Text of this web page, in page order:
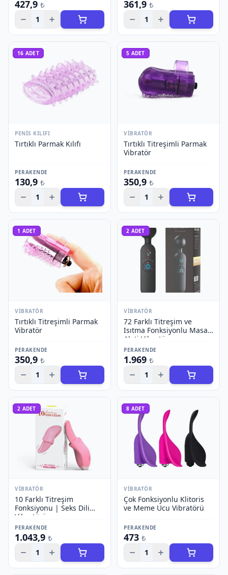
427,9 ₺
1
361,9 ₺
1
16 ADET
PENIS KILIFI
Tırtıklı Parmak Kılıfı
PERAKENDE
130,9 ₺
1
5 ADET
VIBRATÖR
Tırtıklı Titreşimli Parmak
Vibratör
PERAKENDE
350,9 ₺
1
1 ADET
VIBRATÖR
Tırtıklı Titreşimli Parmak
Vibratör
PERAKENDE
350,9 ₺
1
2 ADET
VIBRATÖR
72 Farklı Titreşim ve
Isıtma Fonksiyonlu Masaj
Aleti Vibratör
PERAKENDE
1.969 ₺
1
2 ADET
VIBRATÖR
10 Farklı Titreşim
Fonksiyonu | Seks Dili
Vibratörü
PERAKENDE
1.043,9 ₺
1
8 ADET
VIBRATÖR
Çok Fonksiyonlu Klitoris
ve Meme Ucu Vibratörü
PERAKENDE
473 ₺
1